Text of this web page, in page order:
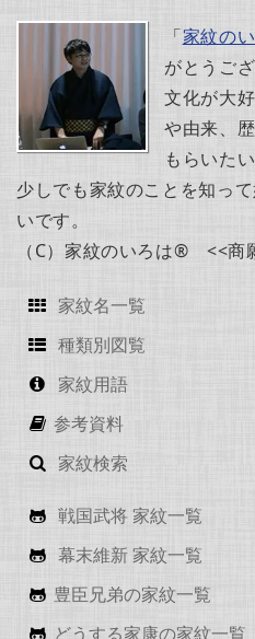
「家紋の
がとうご
文化が大
や由来、
もらいた
少しでも家紋のことを知っ
いです。
（C）家紋のいろは® <<商
家紋名一覧
種類別図覧
家紋用語
参考資料
家紋検索
戦国武将 家紋一覧
幕末維新 家紋一覧
豊臣兄弟の家紋一覧
どうする家康の家紋一覧